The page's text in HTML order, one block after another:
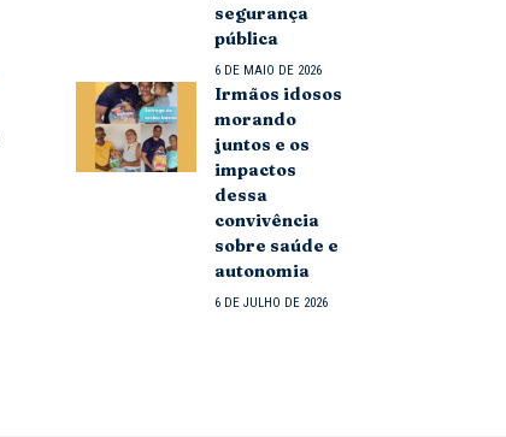
segurança
pública
6 DE MAIO DE 2026
Irmãos idosos
morando
juntos e os
impactos
dessa
convivência
sobre saúde e
autonomia
6 DE JULHO DE 2026